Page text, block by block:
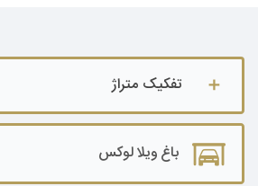
تفکیک متراژ
باغ ویلا ۵۰۰ تا ۱۰۰۰ متر
باغ ویلا لوکس